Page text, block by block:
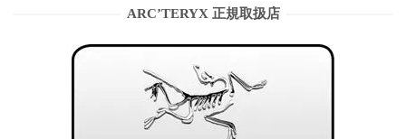
ARC’TERYX 正規取扱店